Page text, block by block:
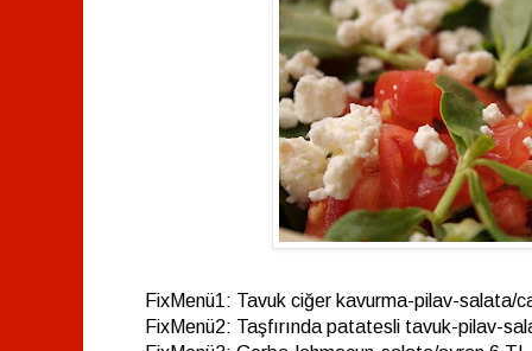
FixMenü1: Tavuk ciğer kavurma-pilav-salata/
FixMenü2: Taşfırında patatesli tavuk-pilav-